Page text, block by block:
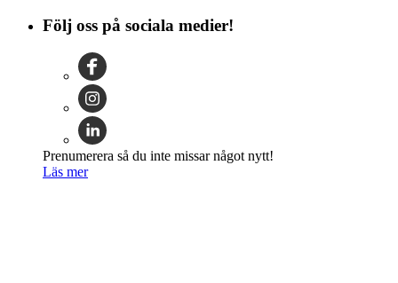
Följ oss på sociala medier!
Prenumerera så du inte missar något nytt!
Läs mer